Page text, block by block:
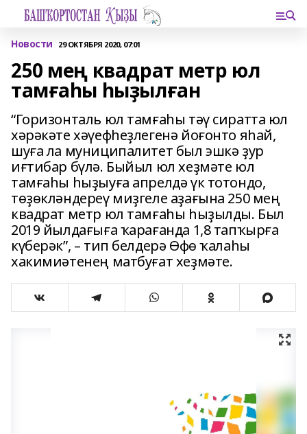
Новости 29 ОКТЯБРЯ 2020, 07:01
250 мең квадрат метр юл
тамғаһы һыҙылған
“Горизонталь юл тамғаһы тәү сиратта юл
хәрәкәте хәүефһеҙлегенә йоғонто яһай,
шуға ла муниципалитет был эшкә ҙур
иғтибар бүлә. Быйыл юл хеҙмәте юл
тамғаһы һыҙыуға апрелдә үк тотондо,
төҙөкләндереү миҙгеле аҙағына 250 мең
квадрат метр юл тамғаһы һыҙылды. Был
2019 йылдағыға ҡарағанда 1,8 тапҡырға
күберәк”, – тип белдерә Өфө ҡалаһы
хакимиәтенең матбуғат хеҙмәте.